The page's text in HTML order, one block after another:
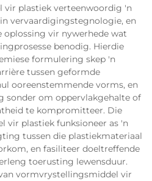
plastiek verteenwoordig 'n
vervaardigingstegnologie, en
oplossing vir nywerhede wat
benodig. Hierdie
formulering skep 'n
tussen geformde
ooreenstemmende vorms, en
sonder om oppervlakgehalte of
te kompromitteer. Die
vir plastiek funksioneer as 'n
tussen die plastiekmateriaal
en fasiliteer doeltreffende
toerusting lewensduur.
vormvrystellingsmiddel vir